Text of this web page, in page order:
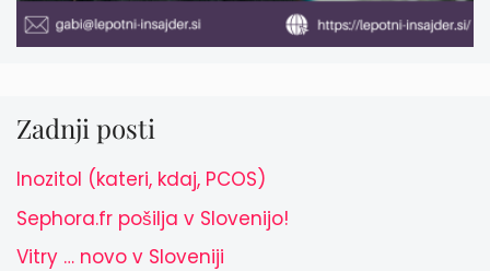
Zadnji posti
Inozitol (kateri, kdaj, PCOS)
Sephora.fr pošilja v Slovenijo!
Vitry … novo v Sloveniji